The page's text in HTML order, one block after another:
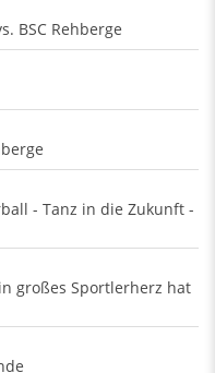
BSC Rehberge
- Tanz in die Zukunft -
großes Sportlerherz hat